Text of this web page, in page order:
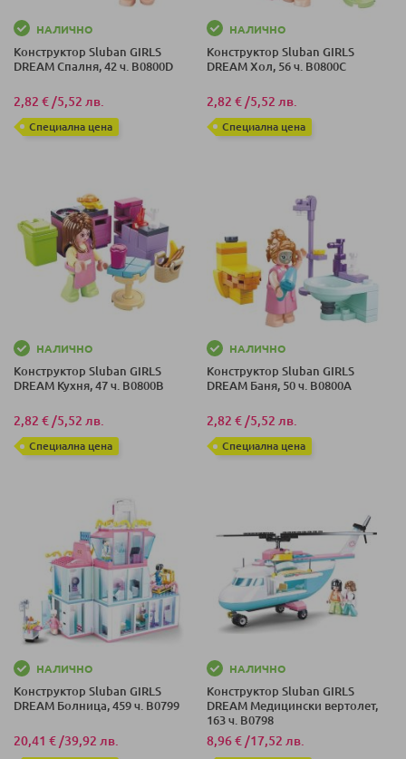
НАЛИЧНО
Конструктор Sluban GIRLS
DREAM Спалня, 42 ч. B0800D
2,82 € /5,52 лв.
Специална цена
НАЛИЧНО
Конструктор Sluban GIRLS
DREAM Хол, 56 ч. B0800C
2,82 € /5,52 лв.
Специална цена
НАЛИЧНО
Конструктор Sluban GIRLS
DREAM Кухня, 47 ч. B0800B
2,82 €/5,52 лв.
Специална цена
НАЛИЧНО
Конструктор Sluban GIRLS
DREAM Баня, 50 ч. B0800A
2,82 €/5,52 лв.
Специална цена
НАЛИЧНО
Конструктор Sluban GIRLS
DREAM Болница, 459 ч. B0799
20,41 € /39,92 лв.
НАЛИЧНО
Конструктор Sluban GIRLS
DREAM Медицински вертолет,
163 ч. B0798
8,96 € /17,52 лв.